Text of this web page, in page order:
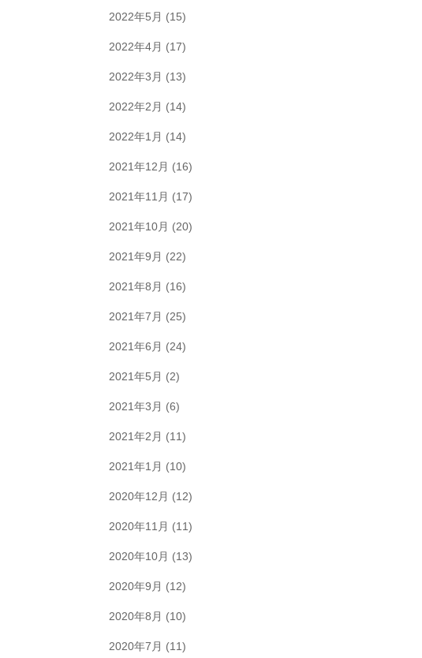
2022年5月 (15)
2022年4月 (17)
2022年3月 (13)
2022年2月 (14)
2022年1月 (14)
2021年12月 (16)
2021年11月 (17)
2021年10月 (20)
2021年9月 (22)
2021年8月 (16)
2021年7月 (25)
2021年6月 (24)
2021年5月 (2)
2021年3月 (6)
2021年2月 (11)
2021年1月 (10)
2020年12月 (12)
2020年11月 (11)
2020年10月 (13)
2020年9月 (12)
2020年8月 (10)
2020年7月 (11)